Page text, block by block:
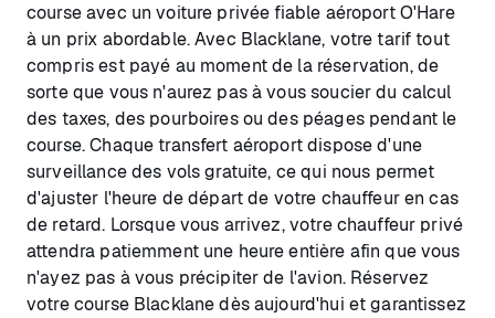
course avec un voiture privée fiable aéroport O'Hare
à un prix abordable. Avec Blacklane, votre tarif tout
compris est payé au moment de la réservation, de
sorte que vous n'aurez pas à vous soucier du calcul
des taxes, des pourboires ou des péages pendant le
course. Chaque transfert aéroport dispose d'une
surveillance des vols gratuite, ce qui nous permet
d'ajuster l'heure de départ de votre chauffeur en cas
de retard. Lorsque vous arrivez, votre chauffeur privé
attendra patiemment une heure entière afin que vous
n'ayez pas à vous précipiter de l'avion. Réservez
votre course Blacklane dès aujourd'hui et garantissez